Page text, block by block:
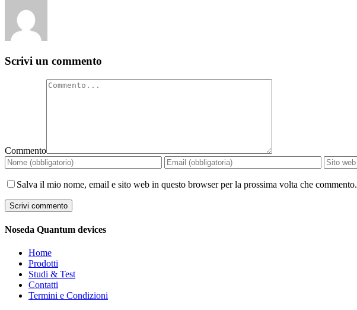
Scrivi un commento
Commento
Salva il mio nome, email e sito web in questo browser per la prossima volta che commento.
Noseda Quantum devices
Home
Prodotti
Studi & Test
Contatti
Termini e Condizioni